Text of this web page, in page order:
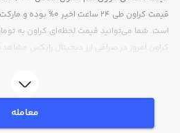
است. شما می‌توانید قیمت لحظه‌ای کراون به
کراون امروز در صرافی ارز دیجیتال رابکس مشاهده
معامله